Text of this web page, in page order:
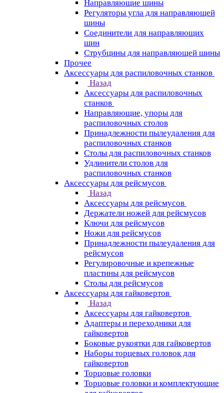
Направляющие шины
Регуляторы угла для направляющей
шины
Соединители для направляющих
шин
Струбцины для направляющей шины
Прочее
Аксессуары для распиловочных станков
Назад
Аксессуары для распиловочных
станков
Направляющие, упоры для
распиловочных столов
Принадлежности пылеудаления для
распиловочных станков
Столы для распиловочных станков
Удлинители столов для
распиловочных станков
Аксессуары для рейсмусов
Назад
Аксессуары для рейсмусов
Держатели ножей для рейсмусов
Ключи для рейсмусов
Ножи для рейсмусов
Принадлежности пылеудаления для
рейсмусов
Регулировочные и крепежные
пластины для рейсмусов
Столы для рейсмусов
Аксессуары для гайковертов
Назад
Аксессуары для гайковертов
Адаптеры и переходники для
гайковертов
Боковые рукоятки для гайковертов
Наборы торцевых головок для
гайковертов
Торцовые головки
Торцовые головки и комплектующие